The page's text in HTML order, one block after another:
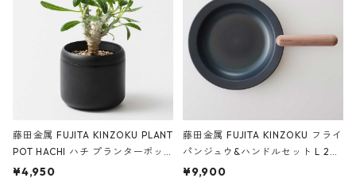
藤田金属 FUJITA KINZOKU PLANT
POT HACHI ハチ プランターポッ
ト 3号 ブラック
¥4,950
藤田金属 FUJITA KINZOKU フライ
パンジュウ&ハンドルセット L 24c
m ガス火・IH対応 鉄フライパン
¥9,900